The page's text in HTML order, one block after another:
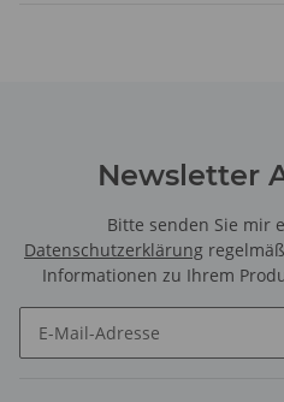
Newsletter
Bitte senden Sie mir
Datenschutzerklärung
Informationen zu Ihrem